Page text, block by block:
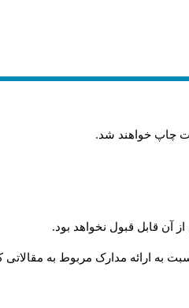
چاپ خواهند شد.
آن قابل قبول نخواهد بود.
ارائه مدارک مربوط به مقالاتی